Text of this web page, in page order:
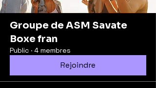
Groupe de ASM Savate
Boxe fran
Public · 4 membres
Rejoindre